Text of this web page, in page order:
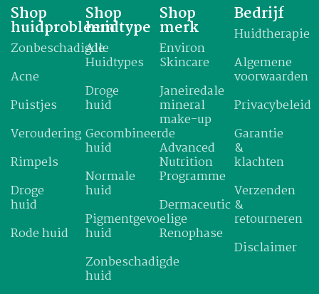
Shop
huidprobleem
Zonbeschadigde
Acne
Puistjes
Veroudering
Rimpels
Droge
huid
Rode huid
Shop
huidtype
Alle
Huidtypes
Droge
huid
Gecombineerde
huid
Normale
huid
Pigmentgevoelige
huid
Zonbeschadigde
huid
Shop
merk
Environ
Skincare
Janeiredale
mineral
make-up
Advanced
Nutrition
Programme
Dermaceutic
Renophase
Bedrijf
Huidtherapie
Algemene
voorwaarden
Privacybeleid
Garantie
&
klachten
Verzenden
&
retourneren
Disclaimer